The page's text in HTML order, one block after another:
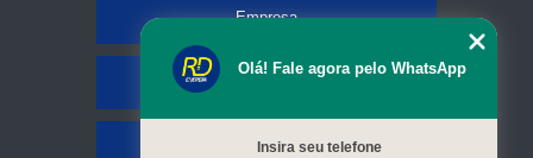
Empresa
Serviços
Olá! Fale agora pelo WhatsApp
Insira seu telefone